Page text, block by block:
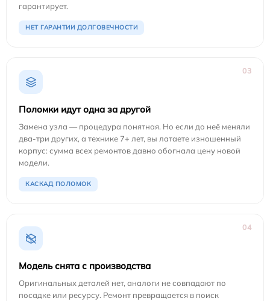
гарантирует.
НЕТ ГАРАНТИИ ДОЛГОВЕЧНОСТИ
03
Поломки идут одна за другой
Замена узла — процедура понятная. Но если до неё меняли
два-три других, а технике 7+ лет, вы латаете изношенный
корпус: сумма всех ремонтов давно обогнала цену новой
модели.
КАСКАД ПОЛОМОК
04
Модель снята с производства
Оригинальных деталей нет, аналоги не совпадают по
посадке или ресурсу. Ремонт превращается в поиск